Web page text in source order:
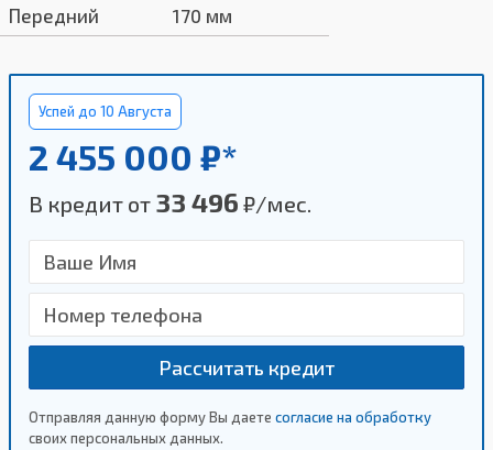
Передний
170 мм
Успей до 10 Августа
2 455 000 ₽*
В кредит от 33 496 ₽/мес.
Рассчитать кредит
Отправляя данную форму Вы даете согласие на обработку
своих персональных данных.